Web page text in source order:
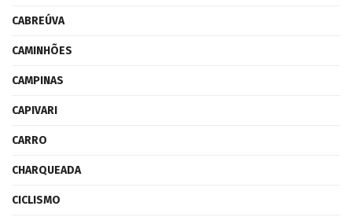
CABREÚVA
CAMINHÕES
CAMPINAS
CAPIVARI
CARRO
CHARQUEADA
CICLISMO